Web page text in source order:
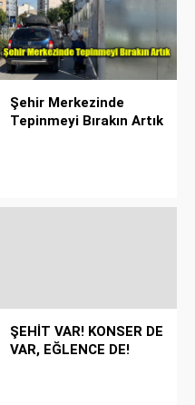
Şehir Merkezinde
Tepinmeyi Bırakın Artık
ŞEHİT VAR! KONSER DE
VAR, EĞLENCE DE!